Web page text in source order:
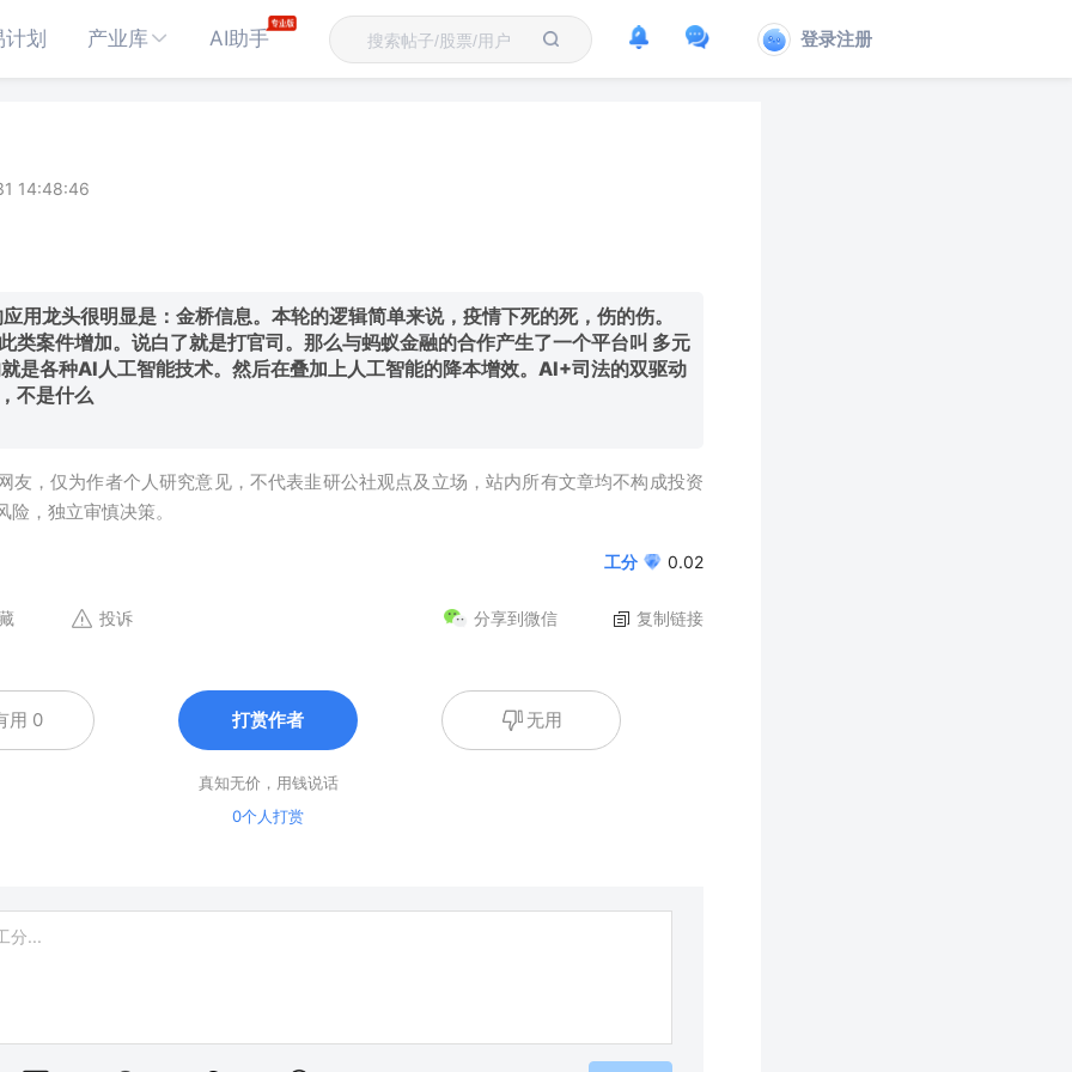
划 产业库 AI助手 登录注册
14:48:46
用龙头很明显是：金桥信息。本轮的逻辑简单来说，疫情下死的死，伤的伤。
类案件增加。说白了就是打官司。那么与蚂蚁金融的合作产生了一个平台叫 多元
是各种AI人工智能技术。然后在叠加上人工智能的降本增效。AI+司法的双驱动
不是什么
友，仅为作者个人研究意见，不代表韭研公社观点及立场，站内所有文章均不构成投资
，独立审慎决策。
工分 0.02
投诉 复制链接
分享到微信
用 0 打赏作者 无用
真知无价，用钱说话
0个人打赏